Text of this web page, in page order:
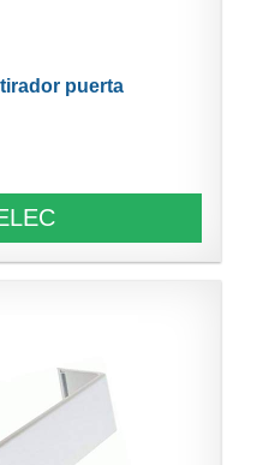
tirador puerta